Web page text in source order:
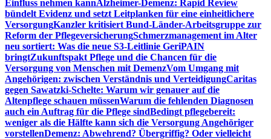
Einfluss nehmen kannAlzheimer-Demenz: Rapid Review
bündelt Evidenz und setzt Leitplanken für eine einheitlichere
VersorgungKanzler kritisiert Bund-Länder-Arbeitsgruppe zur
Reform der PflegeversicherungSchmerzmanagement im Alter
neu sortiert: Was die neue S3-Leitlinie GeriPAIN
bringtZukunftspakt Pflege und die Chancen für die
Versorgung von Menschen mit DemenzVom Umgang mit
Angehörigen: zwischen Verständnis und VerteidigungCaritas
gegen Sawatzki-Schelte: Warum wir genauer auf die
Altenpflege schauen müssenWarum die fehlenden Diagnosen
auch ein Auftrag für die Pflege sindBedingt pflegebereit:
weniger als die Hälfte kann sich die Versorgung Angehöriger
vorstellenDemenz: Abwehrend? Übergriffig? Oder vielleicht